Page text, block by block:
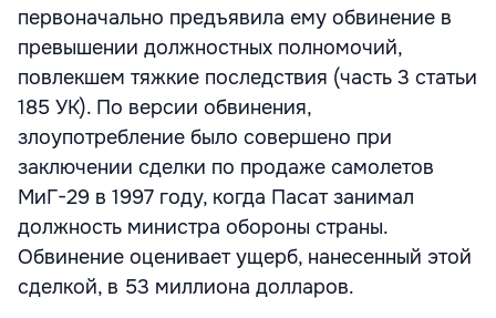
первоначально предъявила ему обвинение в
превышении должностных полномочий,
повлекшем тяжкие последствия (часть 3 статьи
185 УК). По версии обвинения,
злоупотребление было совершено при
заключении сделки по продаже самолетов
МиГ-29 в 1997 году, когда Пасат занимал
должность министра обороны страны.
Обвинение оценивает ущерб, нанесенный этой
сделкой, в 53 миллиона долларов.